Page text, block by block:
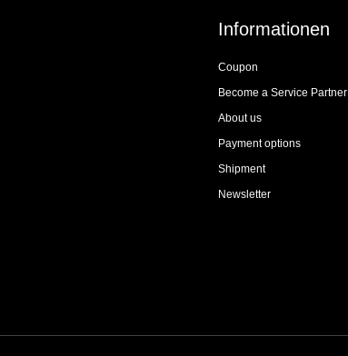
Informationen
Coupon
Become a Service Partner
About us
Payment options
Shipment
Newsletter